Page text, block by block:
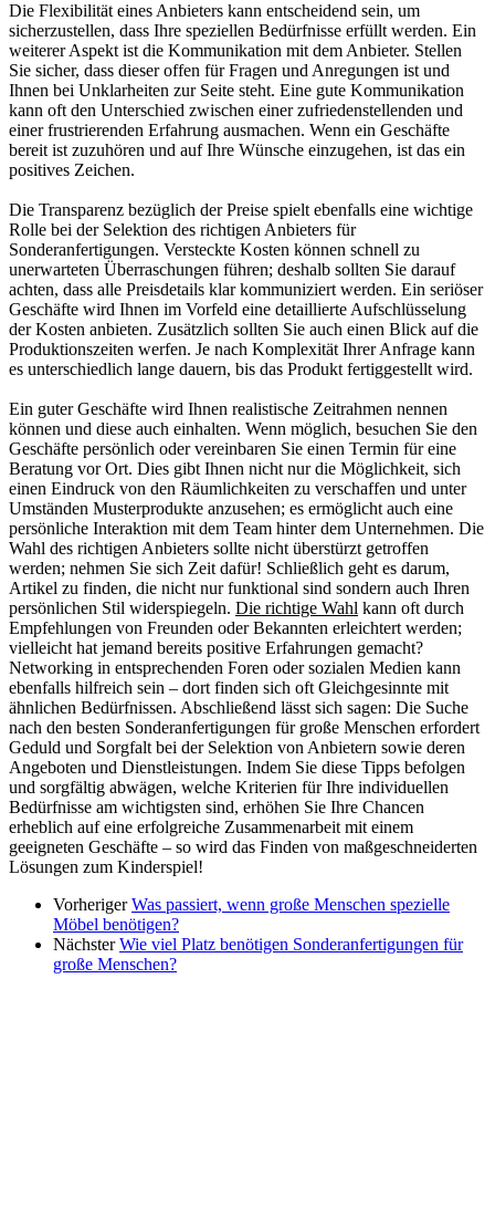
Die Flexibilität eines Anbieters kann entscheidend sein, um
sicherzustellen, dass Ihre speziellen Bedürfnisse erfüllt werden. Ein
weiterer Aspekt ist die Kommunikation mit dem Anbieter. Stellen
Sie sicher, dass dieser offen für Fragen und Anregungen ist und
Ihnen bei Unklarheiten zur Seite steht. Eine gute Kommunikation
kann oft den Unterschied zwischen einer zufriedenstellenden und
einer frustrierenden Erfahrung ausmachen. Wenn ein Geschäfte
bereit ist zuzuhören und auf Ihre Wünsche einzugehen, ist das ein
positives Zeichen.
Die Transparenz bezüglich der Preise spielt ebenfalls eine wichtige
Rolle bei der Selektion des richtigen Anbieters für
Sonderanfertigungen. Versteckte Kosten können schnell zu
unerwarteten Überraschungen führen; deshalb sollten Sie darauf
achten, dass alle Preisdetails klar kommuniziert werden. Ein seriöser
Geschäfte wird Ihnen im Vorfeld eine detaillierte Aufschlüsselung
der Kosten anbieten. Zusätzlich sollten Sie auch einen Blick auf die
Produktionszeiten werfen. Je nach Komplexität Ihrer Anfrage kann
es unterschiedlich lange dauern, bis das Produkt fertiggestellt wird.
Ein guter Geschäfte wird Ihnen realistische Zeitrahmen nennen
können und diese auch einhalten. Wenn möglich, besuchen Sie den
Geschäfte persönlich oder vereinbaren Sie einen Termin für eine
Beratung vor Ort. Dies gibt Ihnen nicht nur die Möglichkeit, sich
einen Eindruck von den Räumlichkeiten zu verschaffen und unter
Umständen Musterprodukte anzusehen; es ermöglicht auch eine
persönliche Interaktion mit dem Team hinter dem Unternehmen. Die
Wahl des richtigen Anbieters sollte nicht überstürzt getroffen
werden; nehmen Sie sich Zeit dafür! Schließlich geht es darum,
Artikel zu finden, die nicht nur funktional sind sondern auch Ihren
persönlichen Stil widerspiegeln. Die richtige Wahl kann oft durch
Empfehlungen von Freunden oder Bekannten erleichtert werden;
vielleicht hat jemand bereits positive Erfahrungen gemacht?
Networking in entsprechenden Foren oder sozialen Medien kann
ebenfalls hilfreich sein – dort finden sich oft Gleichgesinnte mit
ähnlichen Bedürfnissen. Abschließend lässt sich sagen: Die Suche
nach den besten Sonderanfertigungen für große Menschen erfordert
Geduld und Sorgfalt bei der Selektion von Anbietern sowie deren
Angeboten und Dienstleistungen. Indem Sie diese Tipps befolgen
und sorgfältig abwägen, welche Kriterien für Ihre individuellen
Bedürfnisse am wichtigsten sind, erhöhen Sie Ihre Chancen
erheblich auf eine erfolgreiche Zusammenarbeit mit einem
geeigneten Geschäfte – so wird das Finden von maßgeschneiderten
Lösungen zum Kinderspiel!
Vorheriger Was passiert, wenn große Menschen spezielle
Möbel benötigen?
Nächster Wie viel Platz benötigen Sonderanfertigungen für
große Menschen?